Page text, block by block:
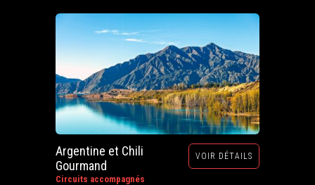
Argentine et Chili
Gourmand
Circuits accompagnés
VOIR DÉTAILS